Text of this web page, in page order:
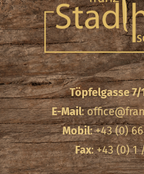
Töpfelgasse 7/
E-Mail:
Mobil: +43 (0)
Fax: +43 (0) 1